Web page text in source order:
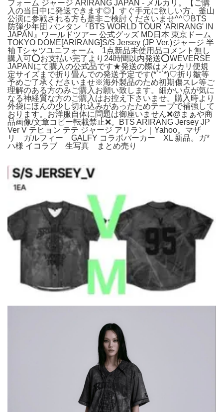
フォーム ジャージ ARIRANG JAPAN - メルカリ。【ご購
入の当日中に発送できます◎】すぐ手元に欲しい方、釜山
公演に参戦される方も是非ご検討くださいませ^^♡BTS
防弾少年団 バンタン『BTS WORLD TOUR 'ARIRANG' IN
JAPAN』ワールドツアー 公式グッズ MD日本 東京ドーム
TOKYO DOME[ARIRANG]S/S Jersey (JP Ver.)ジャージ 半
袖 Tシャツユニフォーム 1点新品未使用品コメント無し
購入可⭕お支払い完了より24時間以内発送⭕WEVERSE
JAPANにて購入の公式品です★発送の際はメルカリ便規
定サイズまで折り畳んでの発送予定です(*´˘`*)♡折り皺等
予めご了承くださいませ※海外製品のため初期傷スレ等ご
理解のある方のみご購入お願い致します。細かい点が気に
なる神経質な方のご購入はお控え下さいませ。購入時より
外袋にほんの少し切れ込みがあったためテープで補強して
おります。お洋服自体に問題は御座いません❌@まぁや商
品画像/文章コピー転載禁止❌。BTS ARIRANG Jersey JP
Ver V テヒョン テテ ジャージ アリラン｜Yahoo。マザ
リ ガルフィー GALFY コラボパーカー XL 新品。ガ*
ハ様 イコラブ 生写真 まとめ売り